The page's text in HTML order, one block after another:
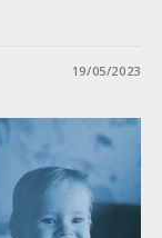
19/05/2023